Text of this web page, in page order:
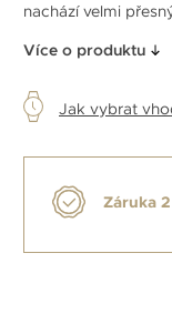
nachází velmi
Více o produktu
Jak vybrat
Záruka